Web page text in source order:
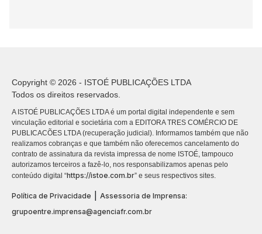
Copyright © 2026 - ISTOÉ PUBLICAÇÕES LTDA
Todos os direitos reservados.
A ISTOÉ PUBLICAÇÕES LTDA é um portal digital independente e sem
vinculação editorial e societária com a EDITORA TRES COMÉRCIO DE
PUBLICACÕES LTDA (recuperação judicial). Informamos também que não
realizamos cobranças e que também não oferecemos cancelamento do
contrato de assinatura da revista impressa de nome ISTOÉ, tampouco
autorizamos terceiros a fazê-lo, nos responsabilizamos apenas pelo
conteúdo digital “https://istoe.com.br” e seus respectivos sites.
Política de Privacidade
Assessoria de Imprensa:
grupoentre.imprensa@agenciafr.com.br